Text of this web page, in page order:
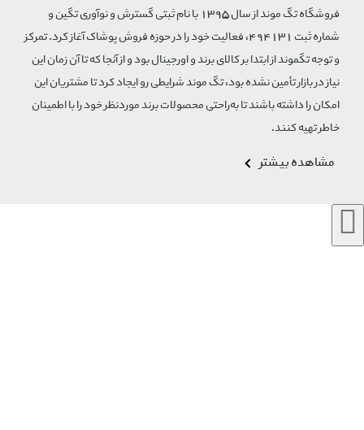
فروشگاه تگ موند از سال 1395 با نام ثبتی گسترش و نوآوری تگین و
شماره ثبت 494131، فعالیت خود را در حوزه فروش پوشاک آغاز کرد. تمرکز
و توجه تگموند از ابتدا بر کالای برند و اورجینال بود و از آنجا که تا آن زمان این
نیاز در بازار تأمین نشده بود، تگ موند شرایطی رو ایجاد کرد تا مشتریان این
امکان را داشته باشند تا به‌راحتی محصولات برند مورد‌نظر خود را با اطمینان
خاطر تهیه کنند.
مشاهده بیشتر